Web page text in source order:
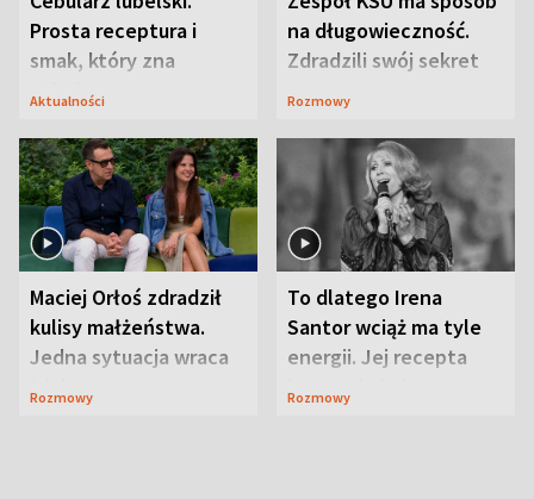
Prosta receptura i
smak, który zna
Lubelszczyzna
Aktualności
na długowieczność.
Zdradzili swój sekret
Rozmowy
Maciej Orłoś zdradził
kulisy małżeństwa.
Jedna sytuacja wraca
jak bumerang
Rozmowy
To dlatego Irena
Santor wciąż ma tyle
energii. Jej recepta
jest zaskakująco
Rozmowy